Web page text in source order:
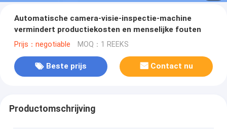
Automatische camera-visie-inspectie-machine
vermindert productiekosten en menselijke fouten
Prijs：negotiable MOQ：1 REEKS
Beste prijs Contact nu
Productomschrijving